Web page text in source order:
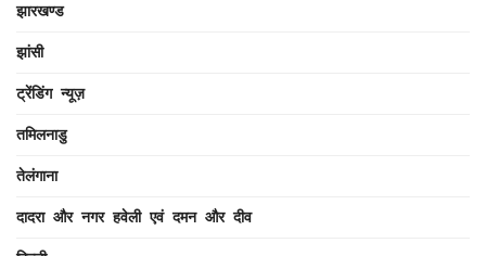
झारखण्ड
झांसी
ट्रेंडिंग न्यूज़
तमिलनाडु
तेलंगाना
दादरा और नगर हवेली एवं दमन और दीव